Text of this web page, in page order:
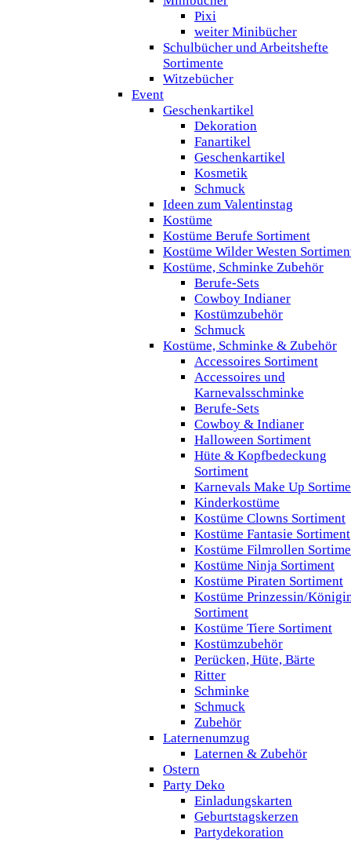
Pixi
weiter Minibücher
Schulbücher und Arbeitshefte
Sortimente
Witzebücher
Event
Geschenkartikel
Dekoration
Fanartikel
Geschenkartikel
Kosmetik
Schmuck
Ideen zum Valentinstag
Kostüme
Kostüme Berufe Sortiment
Kostüme Wilder Westen
Kostüme, Schminke Zubehör
Berufe-Sets
Cowboy Indianer
Kostümzubehör
Schmuck
Kostüme, Schminke & Zubehör
Accessoires Sortiment
Accessoires und
Karnevalsschminke
Berufe-Sets
Cowboy & Indianer
Halloween Sortiment
Hüte & Kopfbedeckung
Sortiment
Karnevals Make Up
Kinderkostüme
Kostüme Clowns Sortiment
Kostüme Fantasie Sortiment
Kostüme Filmrollen
Kostüme Ninja Sortiment
Kostüme Piraten Sortiment
Kostüme Prinzessin/
Sortiment
Kostüme Tiere Sortiment
Kostümzubehör
Perücken, Hüte, Bärte
Ritter
Schminke
Schmuck
Zubehör
Laternenumzug
Laternen & Zubehör
Ostern
Party Deko
Einladungskarten
Geburtstagskerzen
Partydekoration